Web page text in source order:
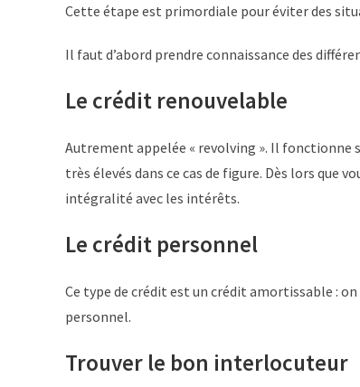
Cette étape est primordiale pour éviter des
Il faut d’abord prendre connaissance des
Le crédit renouvelable
Autrement appelée « revolving ». Il fonctionne
très élevés dans ce cas de figure. Dès lors que
intégralité avec les intérêts.
Le crédit personnel
Ce type de crédit est un crédit amortissable :
personnel.
Trouver le bon interlocuteur